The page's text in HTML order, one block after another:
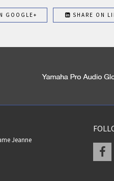
GOOGLE+ SHARE ON
Jeanne